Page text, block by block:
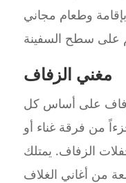
وطعام مجاني
مغني الزفاف
على أساس كل
من فرقة غناء أو
الزفاف. يمتلك
من أغاني الغلاف